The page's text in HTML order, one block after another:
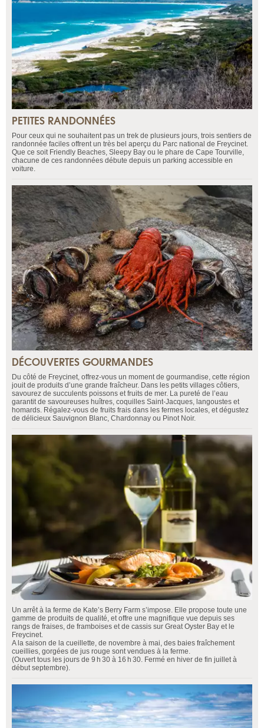
PETITES RANDONNÉES
Pour ceux qui ne souhaitent pas un trek de plusieurs jours, trois sentiers de
randonnée faciles offrent un très bel aperçu du Parc national de Freycinet.
Que ce soit Friendly Beaches, Sleepy Bay ou le phare de Cape Tourville,
chacune de ces randonnées débute depuis un parking accessible en
voiture.
DÉCOUVERTES GOURMANDES
Du côté de Freycinet, offrez-vous un moment de gourmandise, cette région
jouit de produits d’une grande fraîcheur. Dans les petits villages côtiers,
savourez de succulents poissons et fruits de mer. La pureté de l’eau
garantit de savoureuses huîtres, coquilles Saint-Jacques, langoustes et
homards. Régalez-vous de fruits frais dans les fermes locales, et dégustez
de délicieux Sauvignon Blanc, Chardonnay ou Pinot Noir.
Un arrêt à la ferme de Kate’s Berry Farm s’impose. Elle propose toute une
gamme de produits de qualité, et offre une magnifique vue depuis ses
rangs de fraises, de framboises et de cassis sur Great Oyster Bay et le
Freycinet.
A la saison de la cueillette, de novembre à mai, des baies fraîchement
cueillies, gorgées de jus rouge sont vendues à la ferme.
(Ouvert tous les jours de 9 h 30 à 16 h 30. Fermé en hiver de fin juillet à
début septembre).